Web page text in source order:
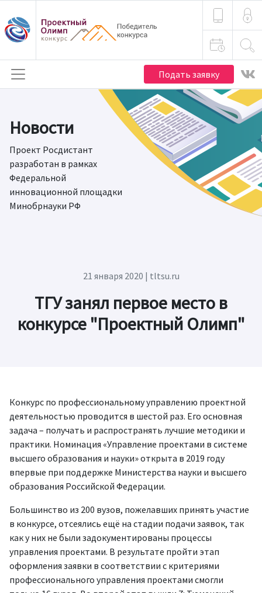
Подать заявку
Новости
Проект Росдистант
разработан в рамках
Федеральной
инновационной площадки
Минобрнауки РФ
21 января 2020 | tltsu.ru
ТГУ занял первое место в
конкурсе "Проектный Олимп"
Конкурс по профессиональному управлению проектной
деятельностью проводится в шестой раз. Его основная
задача – получать и распространять лучшие методики и
практики. Номинация «Управление проектами в системе
высшего образования и науки» открыта в 2019 году
впервые при поддержке Министерства науки и высшего
образования Российской Федерации.
Большинство из 200 вузов, пожелавших принять участие
в конкурсе, отсеялись ещё на стадии подачи заявок, так
как у них не были задокументированы процессы
управления проектами. В результате пройти этап
оформления заявки в соответствии с критериями
профессионального управления проектами смогли